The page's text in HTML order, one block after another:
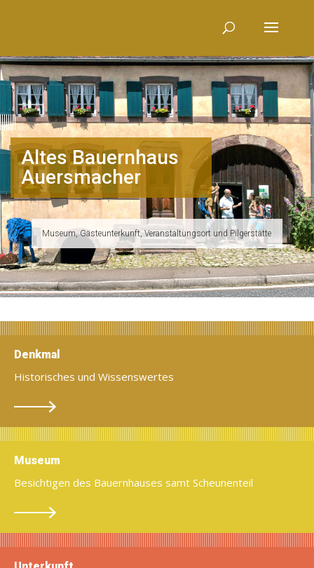
Altes Bauernhaus
Auersmacher
Museum, Gästeunterkunft, Veranstaltungsort und Pilgerstätte
Denkmal
Historisches und Wissenswertes
Museum
Besichtigen des Bauernhauses samt Scheunenteil